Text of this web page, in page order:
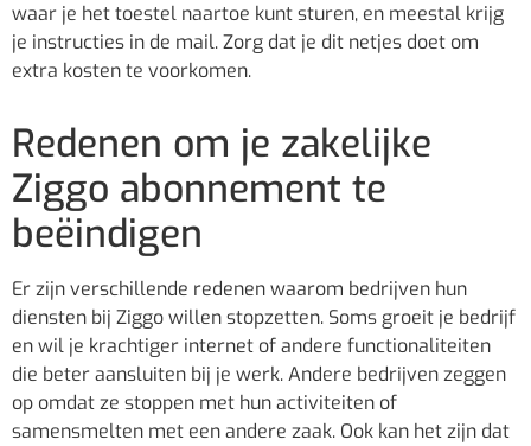
waar je het toestel naartoe kunt sturen, en meestal krijg
je instructies in de mail. Zorg dat je dit netjes doet om
extra kosten te voorkomen.
Redenen om je zakelijke
Ziggo abonnement te
beëindigen
Er zijn verschillende redenen waarom bedrijven hun
diensten bij Ziggo willen stopzetten. Soms groeit je bedrijf
en wil je krachtiger internet of andere functionaliteiten
die beter aansluiten bij je werk. Andere bedrijven zeggen
op omdat ze stoppen met hun activiteiten of
samensmelten met een andere zaak. Ook kan het zijn dat